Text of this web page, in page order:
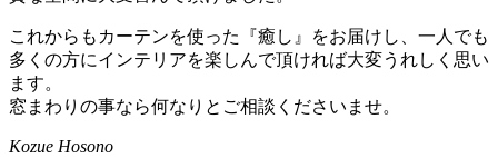
これからもカーテンを使った『癒し』をお届けし、一人でも
多くの方にインテリアを楽しんで頂ければ大変うれしく思い
ます。
窓まわりの事なら何なりとご相談くださいませ。
Kozue Hosono